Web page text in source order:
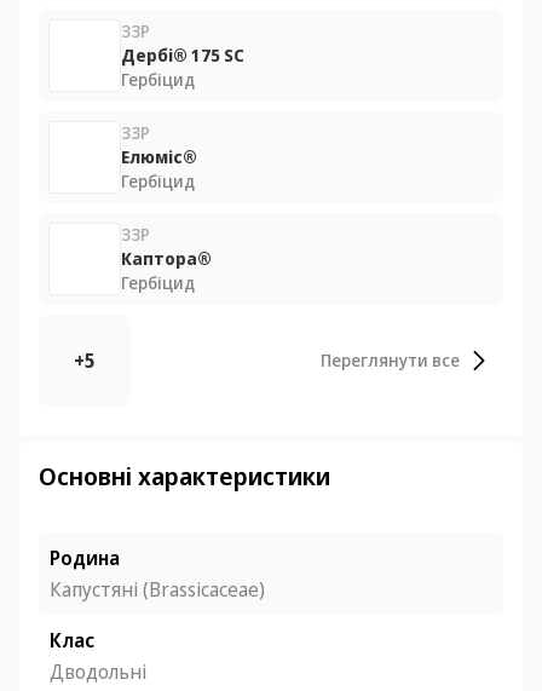
ЗЗР
Дербі® 175 SС
Гербіцид
ЗЗР
Елюміс®
Гербіцид
ЗЗР
Каптора®
Гербіцид
+5 Переглянути все
Основні характеристики
Родина
Капустяні (Brassicaceae)
Клас
Дводольні